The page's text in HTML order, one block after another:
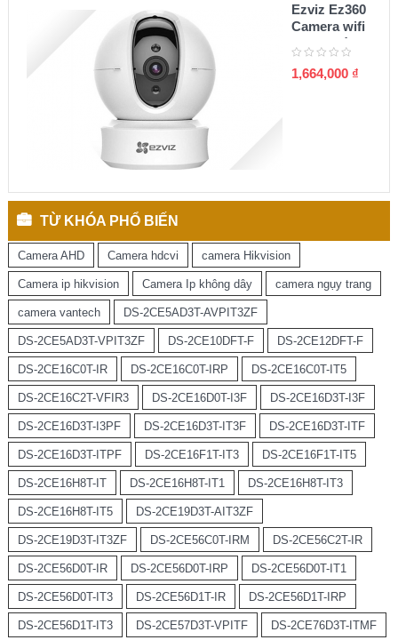
Ezviz Ez360
Camera wifi
quay quét
360 1080P
1,664,000 ₫
TỪ KHÓA PHỔ BIẾN
Camera AHD Camera hdcvi camera Hikvision
Camera ip hikvision Camera Ip không dây camera ngụy trang
camera vantech DS-2CE5AD3T-AVPIT3ZF
DS-2CE5AD3T-VPIT3ZF DS-2CE10DFT-F DS-2CE12DFT-F
DS-2CE16C0T-IR DS-2CE16C0T-IRP DS-2CE16C0T-IT5
DS-2CE16C2T-VFIR3 DS-2CE16D0T-I3F DS-2CE16D3T-I3F
DS-2CE16D3T-I3PF DS-2CE16D3T-IT3F DS-2CE16D3T-ITF
DS-2CE16D3T-ITPF DS-2CE16F1T-IT3 DS-2CE16F1T-IT5
DS-2CE16H8T-IT DS-2CE16H8T-IT1 DS-2CE16H8T-IT3
DS-2CE16H8T-IT5 DS-2CE19D3T-AIT3ZF
DS-2CE19D3T-IT3ZF DS-2CE56C0T-IRM DS-2CE56C2T-IR
DS-2CE56D0T-IR DS-2CE56D0T-IRP DS-2CE56D0T-IT1
DS-2CE56D0T-IT3 DS-2CE56D1T-IR DS-2CE56D1T-IRP
DS-2CE56D1T-IT3 DS-2CE57D3T-VPITF DS-2CE76D3T-ITMF